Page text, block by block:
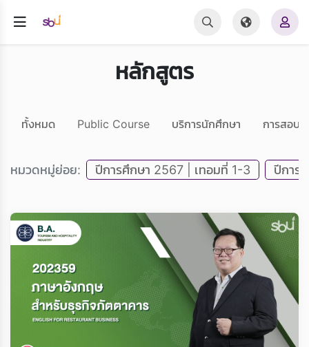
หลักสูตร
ทั้งหมด Public Course บริการนักศึกษา การสอบ
หมวดหมู่ย่อย: ปีการศึกษา 2567 | เทอมที่ 1-3 ปีการ